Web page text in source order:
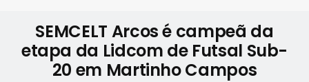
SEMCELT Arcos é campeã da
etapa da Lidcom de Futsal Sub-
20 em Martinho Campos